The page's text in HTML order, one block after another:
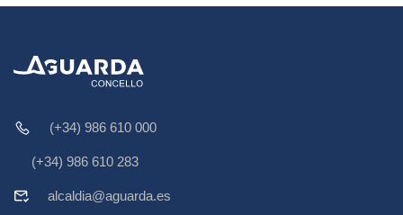
(+34) 986 610 000
(+34) 986 610 283
alcaldia@aguarda.es